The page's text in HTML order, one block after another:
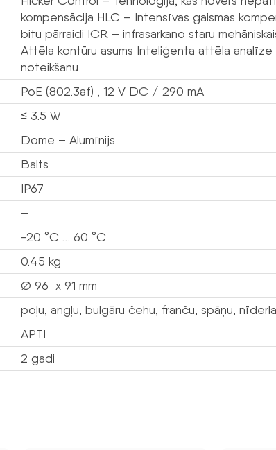
kompensācija HLC – Intensīvas gaismas
bitu pārraidi ICR – infrasarkano staru
Attēla kontūru asums Inteliģenta attēla
noteikšanu
PoE (802.3af) , 12 V DC / 290 mA
≤ 3.5 W
Dome – Alumīnijs
Balts
IP67
–
-20 °C … 60 °C
0.45 kg
Ø 96 x 91 mm
poļu, angļu, bulgāru čehu, franču, spāņu,
APTI
2 gadi